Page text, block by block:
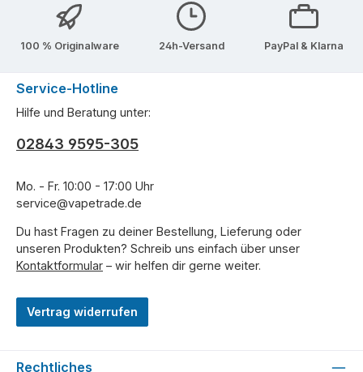
100 % Originalware 24h-Versand PayPal & Klarna
Service-Hotline
Hilfe und Beratung unter:
02843 9595-305
Mo. - Fr. 10:00 - 17:00 Uhr
service@vapetrade.de
Du hast Fragen zu deiner Bestellung, Lieferung oder
unseren Produkten? Schreib uns einfach über unser
Kontaktformular – wir helfen dir gerne weiter.
Vertrag widerrufen
Rechtliches